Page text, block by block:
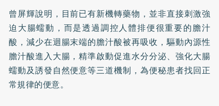
曾屏輝說明，目前已有新機轉藥物，並非直接刺激強
迫大腸蠕動，而是透過調控人體排便很重要的膽汁
酸，減少在迴腸末端的膽汁酸被再吸收，驅動內源性
膽汁酸進入大腸，精準啟動促進水分分泌、強化大腸
蠕動及誘發自然便意等三道機制，為便秘患者找回正
常規律的便意。